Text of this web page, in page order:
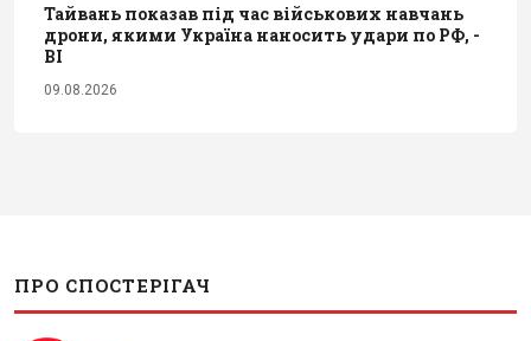
Тайвань показав під час військових навчань
дрони, якими Україна наносить удари по РФ, -
BI
09.08.2026
ПРО СПОСТЕРІГАЧ